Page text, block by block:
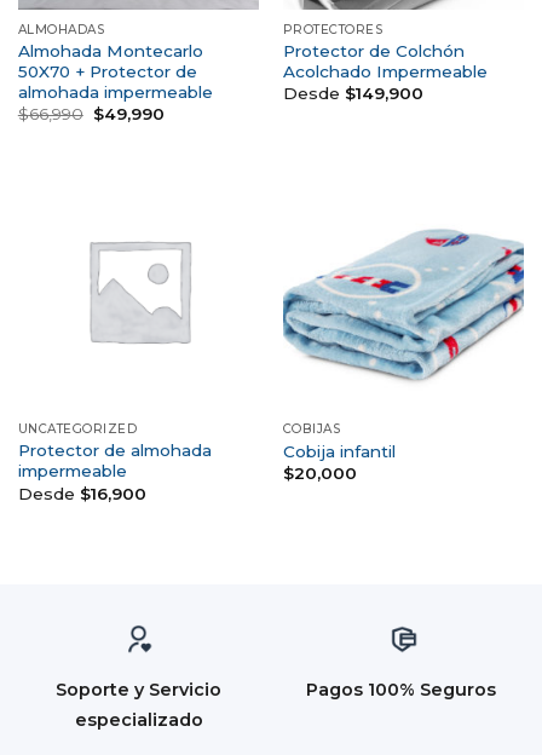
ALMOHADAS
Almohada Montecarlo
50X70 + Protector de
almohada impermeable
$66,990 $49,990
PROTECTORES
Protector de Colchón
Acolchado Impermeable
Desde $149,900
UNCATEGORIZED
Protector de almohada
impermeable
Desde $16,900
COBIJAS
Cobija infantil
$20,000
Soporte y Servicio
especializado
Pagos 100% Seguros